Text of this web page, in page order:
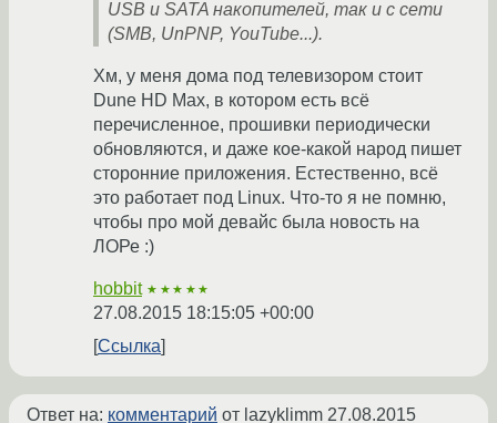
USB и SATA накопителей, так и с сети
(SMB, UnPNP, YouTube...).
Хм, у меня дома под телевизором стоит
Dune HD Max, в котором есть всё
перечисленное, прошивки периодически
обновляются, и даже кое-какой народ пишет
сторонние приложения. Естественно, всё
это работает под Linux. Что-то я не помню,
чтобы про мой девайс была новость на
ЛОРе :)
hobbit ★★★★★
27.08.2015 18:15:05 +00:00
Ссылка
Ответ на: комментарий от lazyklimm 27.08.2015